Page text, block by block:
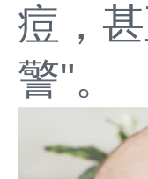
痘，
警"。